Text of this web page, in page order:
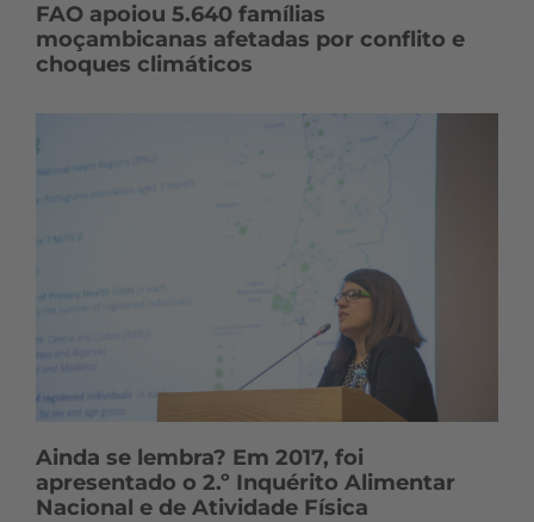
FAO apoiou 5.640 famílias
moçambicanas afetadas por conflito e
choques climáticos
Ainda se lembra? Em 2017, foi
apresentado o 2.º Inquérito Alimentar
Nacional e de Atividade Física